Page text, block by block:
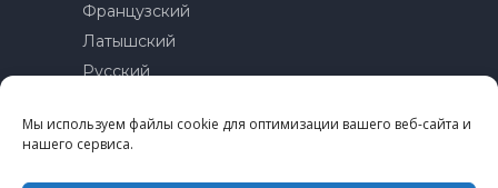
Мы используем файлы cookie для оптимизации вашего веб-сайта и
нашего сервиса.
Французский
Латышский
Русский
Контакты